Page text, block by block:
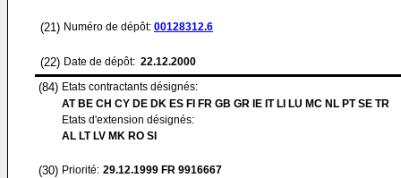
(21) Numéro de dépôt: 00128312.6
(22) Date de dépôt: 22.12.2000
(84) Etats contractants désignés:
AT BE CH CY DE DK ES FI FR GB GR IE IT LI LU MC NL PT SE TR
Etats d'extension désignés:
AL LT LV MK RO SI
(30) Priorité: 29.12.1999 FR 9916667